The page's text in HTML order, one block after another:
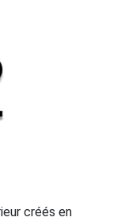
créés en